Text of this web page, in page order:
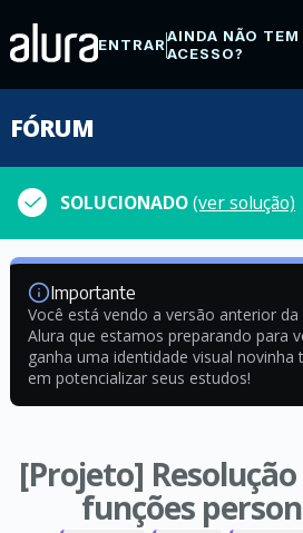
ENTRARAINDA NÃO TEM
ACESSO?
FÓRUM
SOLUCIONADO(ver solução)
Importante
Você está vendo a versão anterior
Alura que estamos preparando para
ganha uma identidade visual
em potencializar seus estudos!
[Projeto]
funções